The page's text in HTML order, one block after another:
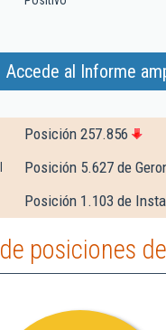
Accede al Informe
Posición 257.856
Posición 5.627 de
Posición 1.103 de
posiciones